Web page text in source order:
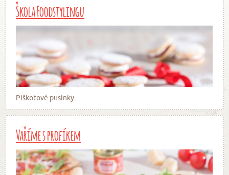
Škola Foodstylingu
Piškotové pusinky
Vaříme s profíkem